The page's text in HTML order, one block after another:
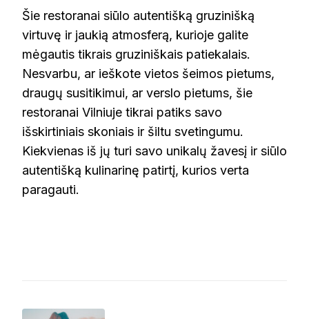
Šie restoranai siūlo autentišką gruzinišką
virtuvę ir jaukią atmosferą, kurioje galite
mėgautis tikrais gruziniškais patiekalais.
Nesvarbu, ar ieškote vietos šeimos pietums,
draugų susitikimui, ar verslo pietums, šie
restoranai Vilniuje tikrai patiks savo
išskirtiniais skoniais ir šiltu svetingumu.
Kiekvienas iš jų turi savo unikalų žavesį ir siūlo
autentišką kulinarinę patirtį, kurios verta
paragauti.